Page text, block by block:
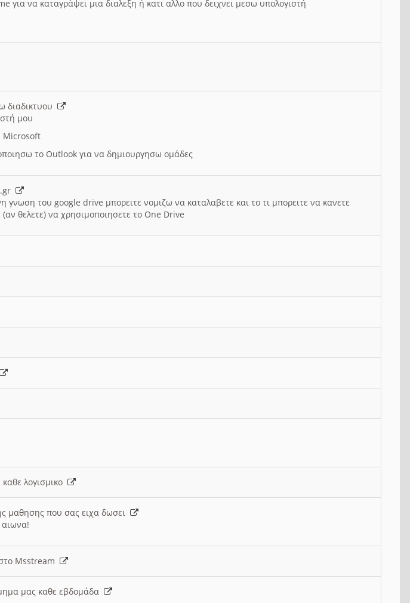
για να καταγράψει μια διαλεξη ή κατι αλλο που δειχνει μεσω υπολογιστή
διαδικτυου
μου
Microsoft
το Outlook για να δημιουργησω ομάδες
γνωση του google drive μπορειτε νομιζω να καταλαβετε και το τι μπορειτε να κανετε
θελετε) να χρησιμοποιησετε το One Drive
καθε λογισμικο
μαθησης που σας ειχα δωσει
αιωνα!
Msstream
μας καθε εβδομάδα